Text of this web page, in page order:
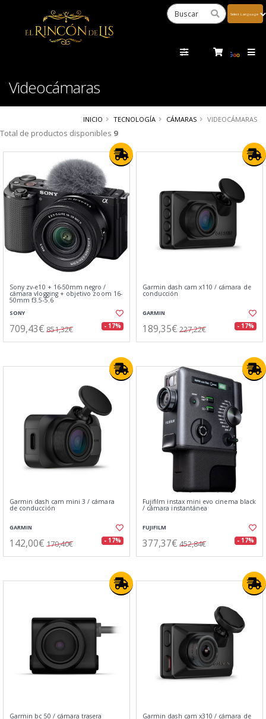
Videocámaras
INICIO TECNOLOGÍA CÁMARAS VIDEOCÁMARAS
Total de productos disponibles 9
Sony zv-e10 + 16-50mm negro /
cámara vlogging + objetivo zoom 16-
50mm f3.5-5.6
SONY
709,43€ 851,32€ - 17%
Garmin dash cam x110 / cámara de
conducción
GARMIN
189,35€ 227,22€ - 17%
Garmin dash cam mini 3 / cámara
de conducción
GARMIN
142,00€ 170,40€ - 17%
Fujifilm instax mini evo cinema black
/ cámara instantánea
FUJIFILM
377,37€ 452,84€ - 17%
Garmin bc 50 / cámara trasera Garmin dash cam x310 / cámara de